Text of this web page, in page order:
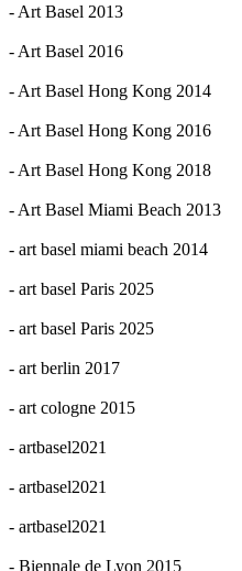
- Art Basel 2013
- Art Basel 2016
- Art Basel Hong Kong 2014
- Art Basel Hong Kong 2016
- Art Basel Hong Kong 2018
- Art Basel Miami Beach 2013
- art basel miami beach 2014
- art basel Paris 2025
- art basel Paris 2025
- art berlin 2017
- art cologne 2015
- artbasel2021
- artbasel2021
- artbasel2021
- Biennale de Lyon 2015